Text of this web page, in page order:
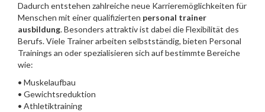
Dadurch entstehen zahlreiche neue Karrieremöglichkeiten für
Menschen mit einer qualifizierten personal trainer
ausbildung. Besonders attraktiv ist dabei die Flexibilität des
Berufs. Viele Trainer arbeiten selbstständig, bieten Personal
Trainings an oder spezialisieren sich auf bestimmte Bereiche
wie:
• Muskelaufbau
• Gewichtsreduktion
• Athletiktraining